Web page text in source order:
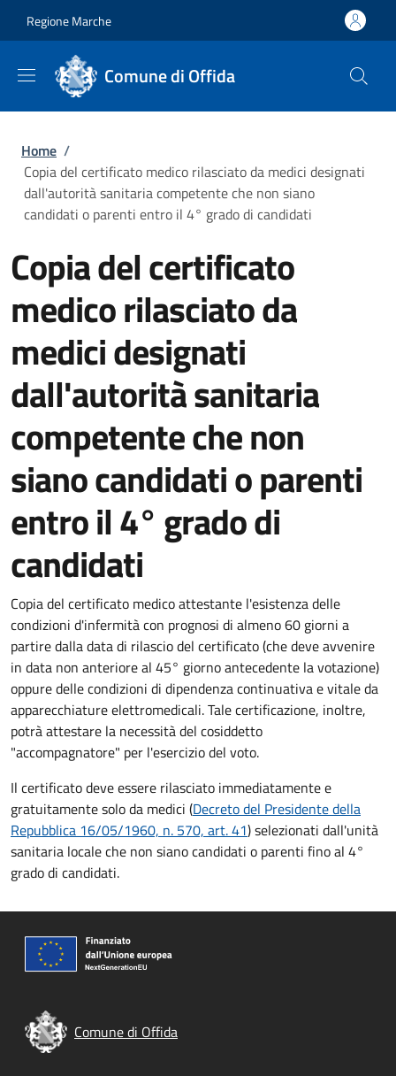
Regione Marche
Comune di Offida
Briciole di pane
Home /
Copia del certificato medico rilasciato da medici designati
dall'autorità sanitaria competente che non siano
candidati o parenti entro il 4° grado di candidati
Copia del certificato
medico rilasciato da
medici designati
dall'autorità sanitaria
competente che non
siano candidati o parenti
entro il 4° grado di
candidati
Copia del certificato medico attestante l'esistenza delle
condizioni d'infermità con prognosi di almeno 60 giorni a
partire dalla data di rilascio del certificato (che deve avvenire
in data non anteriore al 45° giorno antecedente la votazione)
oppure delle condizioni di dipendenza continuativa e vitale da
apparecchiature elettromedicali.Tale certificazione, inoltre,
potrà attestare la necessità del cosiddetto
"accompagnatore" per l'esercizio del voto.
Il certificato deve essere rilasciato immediatamente e
gratuitamente solo da medici (Decreto del Presidente della
Repubblica 16/05/1960, n. 570, art. 41) selezionati dall'unità
sanitaria locale che non siano candidati o parenti fino al 4°
grado di candidati.
Comune di Offida